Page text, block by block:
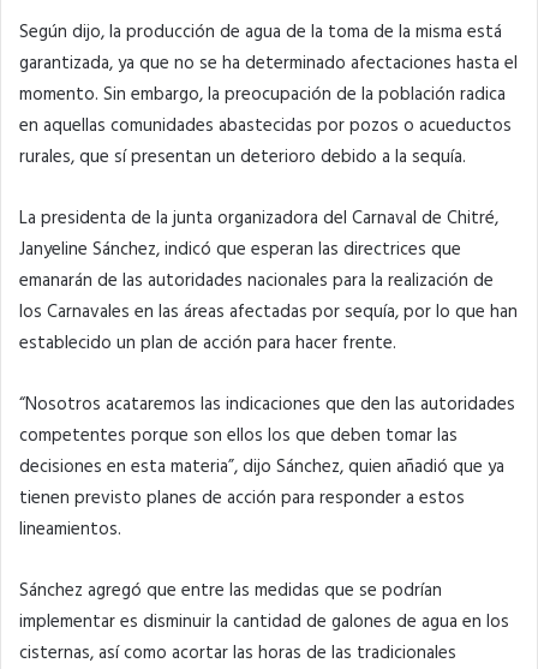
Según dijo, la producción de agua de la toma de la misma está
garantizada, ya que no se ha determinado afectaciones hasta el
momento. Sin embargo, la preocupación de la población radica
en aquellas comunidades abastecidas por pozos o acueductos
rurales, que sí presentan un deterioro debido a la sequía.
La presidenta de la junta organizadora del Carnaval de Chitré,
Janyeline Sánchez, indicó que esperan las directrices que
emanarán de las autoridades nacionales para la realización de
los Carnavales en las áreas afectadas por sequía, por lo que han
establecido un plan de acción para hacer frente.
“Nosotros acataremos las indicaciones que den las autoridades
competentes porque son ellos los que deben tomar las
decisiones en esta materia”, dijo Sánchez, quien añadió que ya
tienen previsto planes de acción para responder a estos
lineamientos.
Sánchez agregó que entre las medidas que se podrían
implementar es disminuir la cantidad de galones de agua en los
cisternas, así como acortar las horas de las tradicionales